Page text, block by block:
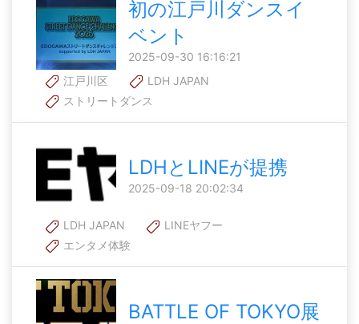
初の江戸川ダンスイ
ベント
2025-09-30 16:16:21
江戸川区
LDH JAPAN
ストリートダンス
LDHとLINEが提携
2025-09-18 20:02:34
LDH JAPAN
LINEヤフー
エンタメ体験
BATTLE OF TOKYO展